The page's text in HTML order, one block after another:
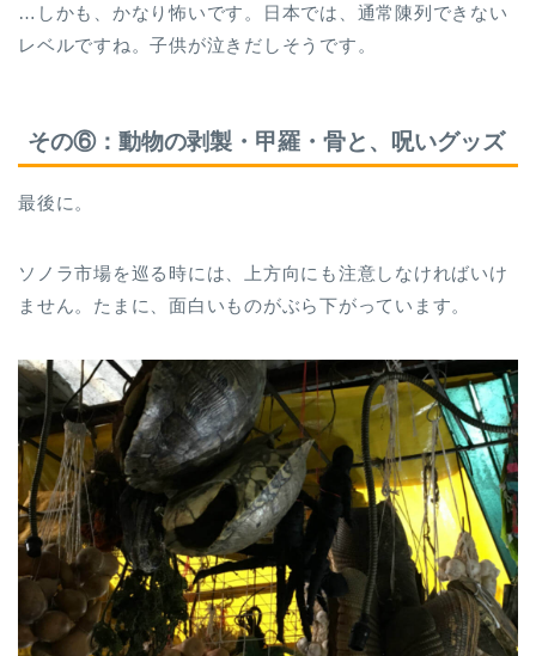
…しかも、かなり怖いです。日本では、通常陳列できない
レベルですね。子供が泣きだしそうです。
その⑥：動物の剥製・甲羅・骨と、呪いグッズ
最後に。
ソノラ市場を巡る時には、上方向にも注意しなければいけ
ません。たまに、面白いものがぶら下がっています。